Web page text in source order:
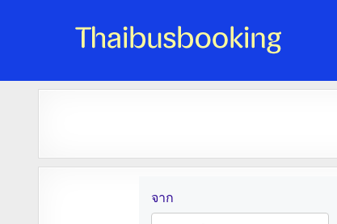
จองตั๋วรถออนไลน์ 24 ชั่วโมง